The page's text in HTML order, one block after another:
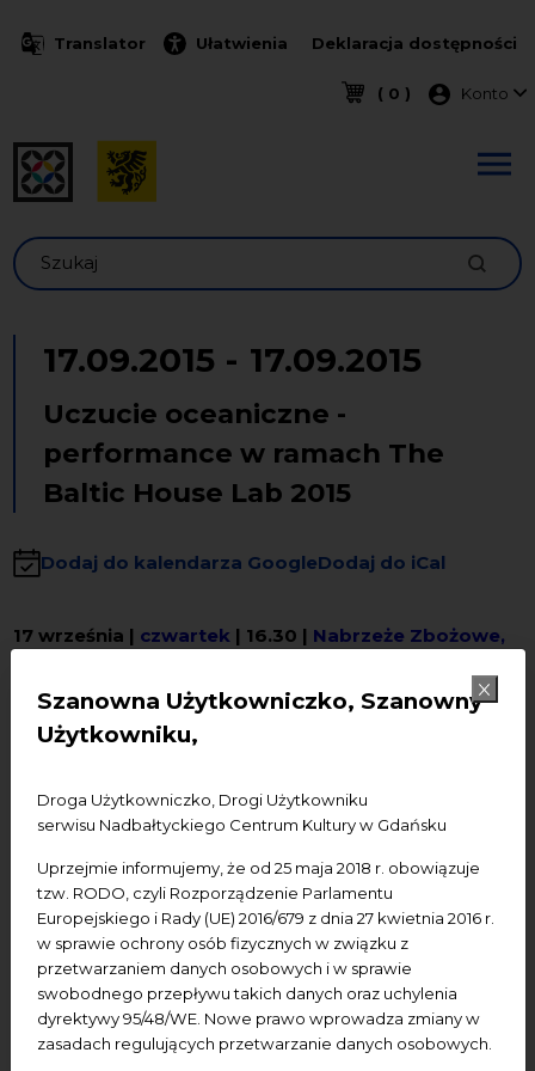
Szanowna Użytkowniczko, Szanowny
Użytkowniku,
Droga Użytkowniczko, Drogi Użytkowniku
serwisu Nadbałtyckiego Centrum Kultury w Gdańsku
Uprzejmie informujemy, że od 25 maja 2018 r. obowiązuje
tzw. RODO, czyli Rozporządzenie Parlamentu
Europejskiego i Rady (UE) 2016/679 z dnia 27 kwietnia 2016 r.
w sprawie ochrony osób fizycznych w związku z
przetwarzaniem danych osobowych i w sprawie
swobodnego przepływu takich danych oraz uchylenia
dyrektywy 95/48/WE. Nowe prawo wprowadza zmiany w
zasadach regulujących przetwarzanie danych osobowych.
Translator Ułatwienia Deklaracja dostępności
( 0 ) Menu
Konto
Szukaj
17.09.2015 - 17.09.2015
Uczucie oceaniczne -
performance w ramach The
Baltic House Lab 2015
Dodaj do kalendarza GoogleDodaj do iCal
17 września | czwartek | 16.30 | Nabrzeże Zbożowe,
PERFORMANCE
Uczucie oceaniczne
Kurator
: Adam Mandziejewski
W ramach miniatury kuratorskiej prezentowane są dwa
sięgać po treści metafizyczne, przez inkorporację chcą
dotknąć transcendencji. Transgresja fizycznie i
społecznie określonej kondycji podmiotu to istota sztuki
performansu, która tutaj wydarza się bądź przez
ekspresję nieograniczonego narcyzmu, bądź przez
aktualizację rytuału inicjacji, zaś w obu wypadkach
prowadzi do uobecnienia potencjalnych wspólnot, a